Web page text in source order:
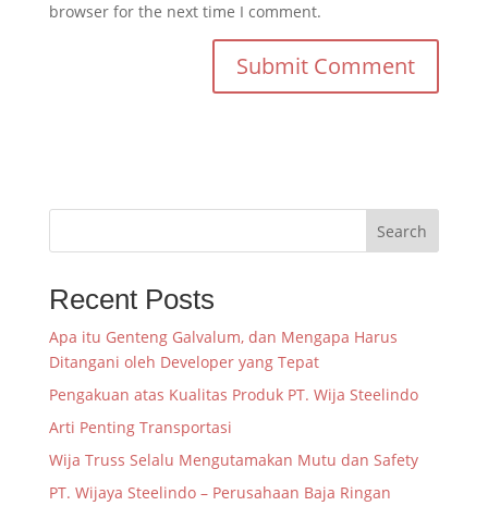
browser for the next time I comment.
Search
Recent Posts
Apa itu Genteng Galvalum, dan Mengapa Harus
Ditangani oleh Developer yang Tepat
Pengakuan atas Kualitas Produk PT. Wija Steelindo
Arti Penting Transportasi
Wija Truss Selalu Mengutamakan Mutu dan Safety
PT. Wijaya Steelindo – Perusahaan Baja Ringan